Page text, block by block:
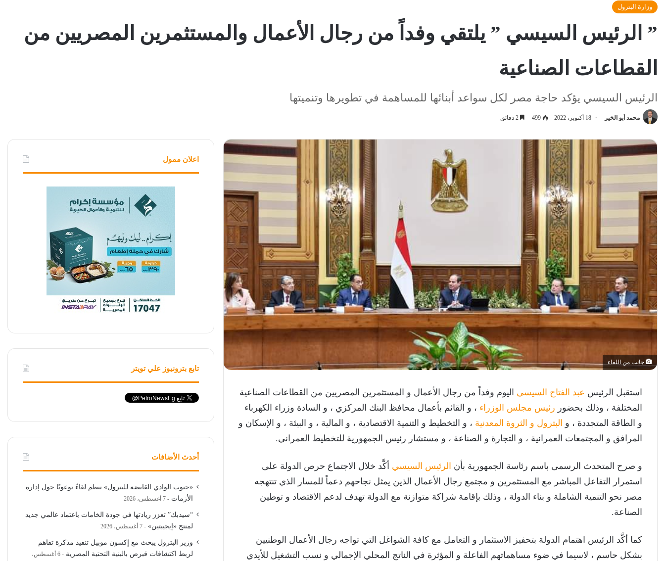
وزارة البترول
” الرئيس السيسي ” يلتقي وفداً من رجال الأعمال والمستثمرين المصريين من
القطاعات الصناعية
الرئيس السيسي يؤكد حاجة مصر لكل سواعد أبنائها للمساهمة في تطويرها وتنميتها
محمد أبو الخير 18 أكتوبر، 2022 499
جانب من اللقاء
استقبل الرئيس عبد الفتاح السيسي اليوم وفداً من رجال الأعمال و المستثمرين المصريين من القطاعات الصناعية
المختلفة ، وذلك بحضور رئيس مجلس الوزراء ، و القائم بأعمال محافظ البنك المركزي ، و السادة وزراء الكهرباء
و الطاقة المتجددة ، و البترول و الثروة المعدنية ، و التخطيط و التنمية الاقتصادية ، و المالية ، و البيئة ، و الإسكان و
المرافق و المجتمعات العمرانية ، و التجارة و الصناعة ، و مستشار رئيس الجمهورية للتخطيط العمراني.
و صرح المتحدث الرسمى باسم رئاسة الجمهورية بأن الرئيس السيسي أكَّد خلال الاجتماع حرص الدولة على
استمرار التفاعل المباشر مع المستثمرين و مجتمع رجال الأعمال الذين يمثل نجاحهم دعماً للمسار الذي تنتهجه
مصر نحو التنمية الشاملة و بناء الدولة ، وذلك بإقامة شراكة متوازنة مع الدولة تهدف لدعم الاقتصاد و توطين
الصناعة.
كما أكَّد الرئيس اهتمام الدولة بتحفيز الاستثمار و التعامل مع كافة الشواغل التي تواجه رجال الأعمال الوطنيين
بشكل حاسم ، لاسيما في ضوء مساهماتهم الفاعلة و المؤثرة في الناتج المحلي الإجمالي و نسب التشغيل للأيدي
اعلان ممول
تابع بترونيوز علي تويتر
أحدث الأضافات
«جنوب الوادي القابضة للبترول» تنظم لقاءً توعويًا حول إدارة
الأزمات
7 أغسطس، 2026
“سيدبك” تعزز ريادتها في جودة الخامات باعتماد عالمي جديد
لمنتج «إيجيبتين»
7 أغسطس، 2026
وزير البترول يبحث مع إكسون موبيل تنفيذ مذكرة تفاهم
لربط اكتشافات قبرص بالبنية التحتية المصرية
6 أغسطس،